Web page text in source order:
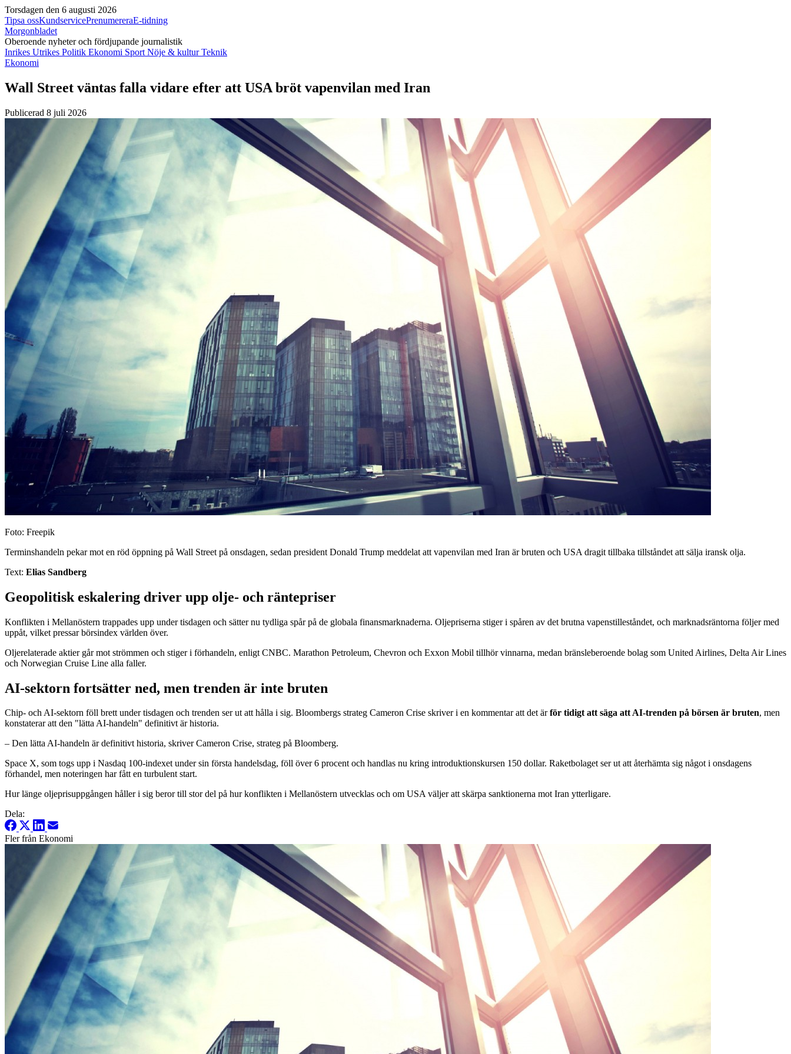
Torsdagen den 6 augusti 2026
Tipsa ossKundservicePrenumereraE-tidning
Morgonbladet
Oberoende nyheter och fördjupande journalistik
Inrikes Utrikes Politik Ekonomi Sport Nöje & kulturTeknik
Ekonomi
Wall Street väntas falla vidare efter att USA bröt vapenvilan med Iran
Publicerad 8 juli 2026
Foto: Freepik
Terminshandeln pekar mot en röd öppning på Wall Street på onsdagen, sedan president Donald Trump meddelat att vapenvilan med Iran är bruten och USA dragit tillbaka tillståndet att sälja iransk olja.
Text: Elias Sandberg
Geopolitisk eskalering driver upp olje- och räntepriser
Konflikten i Mellanöstern trappades upp under tisdagen och sätter nu tydliga spår på de globala finansmarknaderna. Oljepriserna stiger i spåren av det brutna vapenstilleståndet, och marknadsräntorna följer med
uppåt, vilket pressar börsindex världen över.
Oljerelaterade aktier går mot strömmen och stiger i förhandeln, enligt CNBC. Marathon Petroleum, Chevron och Exxon Mobil tillhör vinnarna, medan bränsleberoende bolag som United Airlines, Delta Air Lines
och Norwegian Cruise Line alla faller.
AI-sektorn fortsätter ned, men trenden är inte bruten
Chip- och AI-sektorn föll brett under tisdagen och trenden ser ut att hålla i sig. Bloombergs strateg Cameron Crise skriver i en kommentar att det ärför tidigt att säga att AI-trenden på börsen är bruten, men
konstaterar att den "lätta AI-handeln" definitivt är historia.
– Den lätta AI-handeln är definitivt historia, skriver Cameron Crise, strateg på Bloomberg.
Space X, som togs upp i Nasdaq 100-indexet under sin första handelsdag, föll över 6 procent och handlas nu kring introduktionskursen 150 dollar. Raketbolaget ser ut att återhämta sig något i onsdagens
förhandel, men noteringen har fått en turbulent start.
Hur länge oljeprisuppgången håller i sig beror till stor del på hur konflikten i Mellanöstern utvecklas och om USA väljer att skärpa sanktionerna mot Iran ytterligare.
Dela:
Fler från Ekonomi